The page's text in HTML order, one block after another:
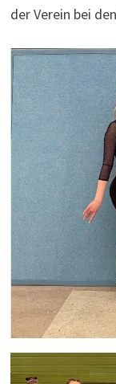
der Verein bei